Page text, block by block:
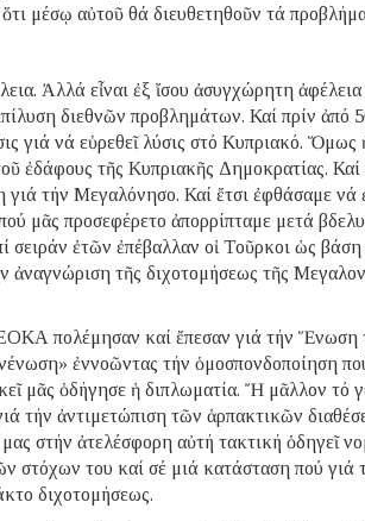
ὅτι μέσῳ αὐτοῦ θά διευθετηθοῦν τά
Ἀλλά εἶναι ἐξ ἴσου ἀσυγχώρητη
διεθνῶν προβλημάτων. Καί πρίν ἀπό
γιά νά εὑρεθεῖ λύσις στό Κυπριακό. Ὅμως
ἐδάφους τῆς Κυπριακῆς Δημοκρατίας. Καί
γιά τήν Μεγαλόνησο. Καί ἔτσι ἐφθάσαμε νά
μᾶς προσεφέρετο ἀπορρίπταμε μετά
σειράν ἐτῶν ἐπέβαλλαν οἱ Τοῦρκοι ὡς
ἀναγνώριση τῆς διχοτομήσεως τῆς
ΕΟΚΑ πολέμησαν καί ἔπεσαν γιά τήν
ἐννοῶντας τήν ὁμοσπονδοποίηση
μᾶς ὁδήγησε ἡ διπλωματία. Ἤ μᾶλλον τό
τήν ἀντιμετώπιση τῶν ἁρπακτικῶν
στήν ἀτελέσφορη αὐτή τακτική ὁδηγεῖ
στόχων του καί σέ μιά κατάσταση πού γιά
διχοτομήσεως.